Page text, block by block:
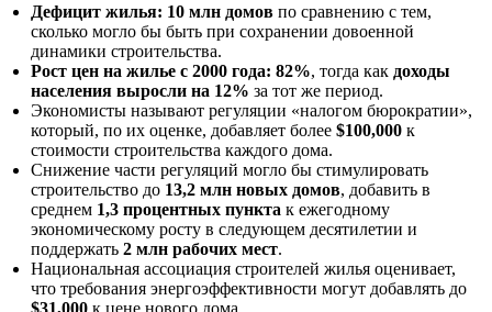
Дефицит жилья: 10 млн домов по сравнению с тем,
сколько могло бы быть при сохранении довоенной
динамики строительства.
Рост цен на жилье с 2000 года: 82%, тогда как доходы
населения выросли на 12% за тот же период.
Экономисты называют регуляции «налогом бюрократии»,
который, по их оценке, добавляет более $100,000 к
стоимости строительства каждого дома.
Снижение части регуляций могло бы стимулировать
строительство до 13,2 млн новых домов, добавить в
среднем 1,3 процентных пункта к ежегодному
экономическому росту в следующем десятилетии и
поддержать 2 млн рабочих мест.
Национальная ассоциация строителей жилья оценивает,
что требования энергоэффективности могут добавлять до
$31,000 к цене нового дома.